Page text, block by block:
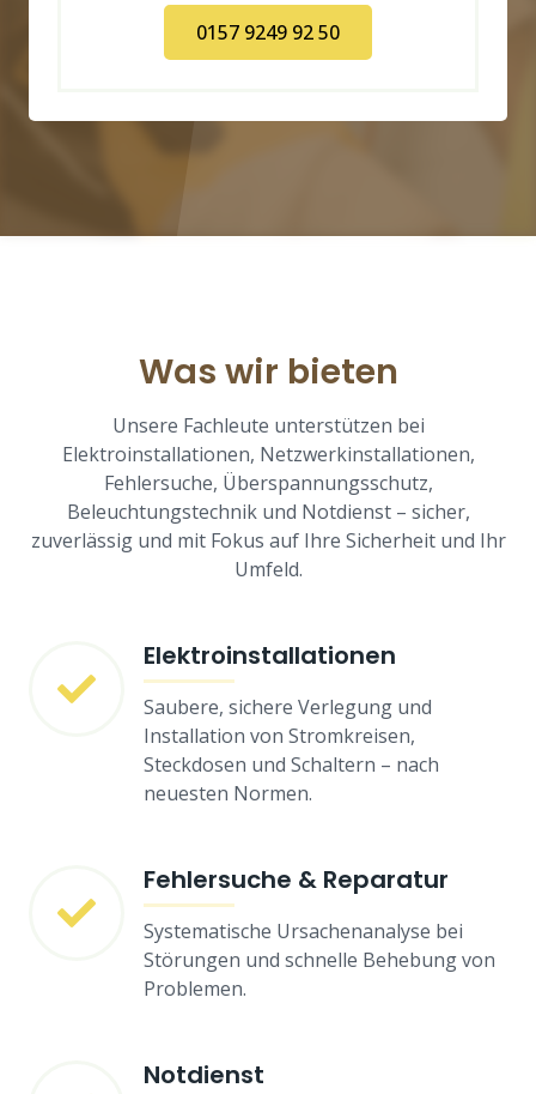
0157 9249 92 50
Was wir bieten
Unsere Fachleute unterstützen bei
Elektroinstallationen, Netzwerkinstallationen,
Fehlersuche, Überspannungsschutz,
Beleuchtungstechnik und Notdienst – sicher,
zuverlässig und mit Fokus auf Ihre Sicherheit und Ihr
Umfeld.
Elektroinstallationen
Saubere, sichere Verlegung und
Installation von Stromkreisen,
Steckdosen und Schaltern – nach
neuesten Normen.
Fehlersuche & Reparatur
Systematische Ursachenanalyse bei
Störungen und schnelle Behebung von
Problemen.
Notdienst